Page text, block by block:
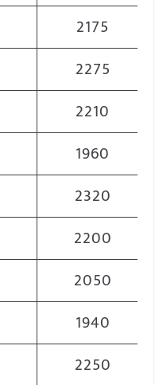
2175
2275
2210
1960
2320
2200
2050
1940
2250